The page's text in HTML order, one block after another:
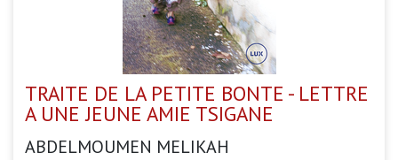
TRAITE DE LA PETITE BONTE - LETTRE
A UNE JEUNE AMIE TSIGANE
ABDELMOUMEN MELIKAH